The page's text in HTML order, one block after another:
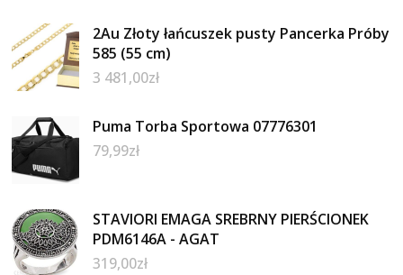
2Au Złoty łańcuszek pusty Pancerka Próby
585 (55 cm)
3 481,00zł
Puma Torba Sportowa 07776301
79,99zł
STAVIORI EMAGA SREBRNY PIERŚCIONEK
PDM6146A - AGAT
319,00zł